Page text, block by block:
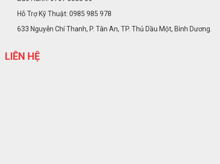
Hỗ Trợ Kỹ Thuật: 0985 985 978
633 Nguyễn Chí Thanh, P. Tân An, TP. Thủ Dầu Một, Bình Dương.
LIÊN HỆ